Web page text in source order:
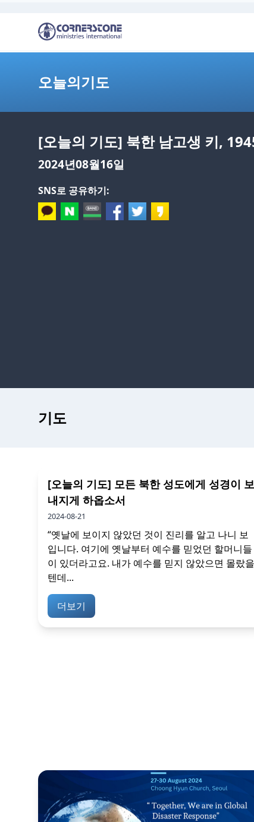
오늘의기도
[오늘의 기도] 북한 남고생 키,
2024년08월16일
SNS로 공유하기:
기도
[오늘의 기도] 모든 북한 성도에게 성경이 보
내지게 하옵소서
2024-08-21
“옛날에 보이지 않았던 것이 진리를 알고 나니 보
입니다. 여기에 옛날부터 예수를 믿었던 할머니들
이 있더라고요. 내가 예수를 믿지 않았으면 몰랐을
텐데...
더보기